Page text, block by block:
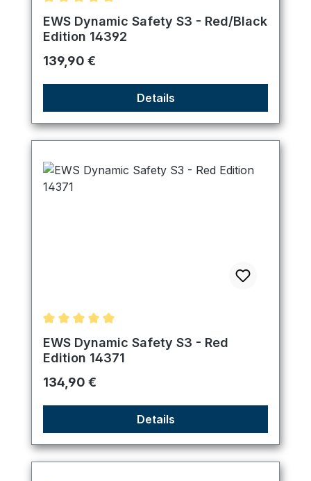
Durchschnittliche Bewertung von 5 von 5 Sternen
EWS Dynamic Safety S3 - Red/Black
Edition 14392
Regulärer Preis:
139,90 €
Details
Durchschnittliche Bewertung von 5 von 5 Sternen
EWS Dynamic Safety S3 - Red
Edition 14371
Regulärer Preis:
134,90 €
Details